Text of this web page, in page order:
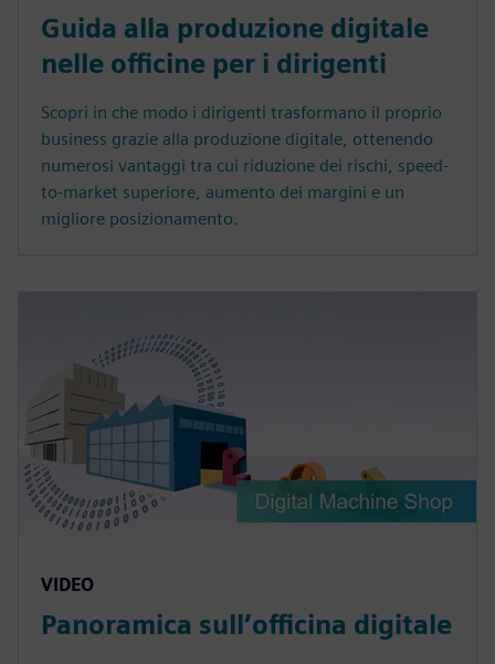
Guida alla produzione digitale
nelle officine per i dirigenti
Scopri in che modo i dirigenti trasformano il proprio
business grazie alla produzione digitale, ottenendo
numerosi vantaggi tra cui riduzione dei rischi, speed-
to-market superiore, aumento dei margini e un
migliore posizionamento.
VIDEO
Panoramica sull’officina digitale